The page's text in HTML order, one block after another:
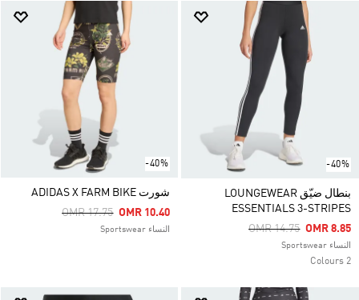
-40%
بنطال ضيّق LOUNGEWEAR
ESSENTIALS 3-STRIPES
Price Reduced From
OMR 14.75ToOMR 8.85
النساء Sportswear
2 Colours
-40%
شورت ADIDAS X FARM BIKE
Price Reduced From
OMR 17.75ToOMR 10.40
النساء Sportswear